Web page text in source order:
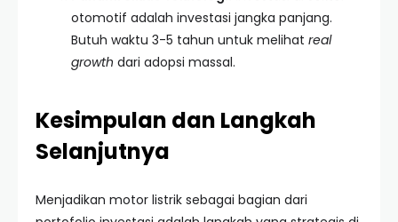
otomotif adalah investasi jangka panjang.
Butuh waktu 3-5 tahun untuk melihat real
growth dari adopsi massal.
Kesimpulan dan Langkah
Selanjutnya
Menjadikan motor listrik sebagai bagian dari